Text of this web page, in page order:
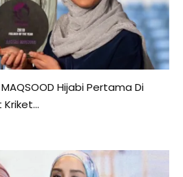
Hijabi Pertama Di